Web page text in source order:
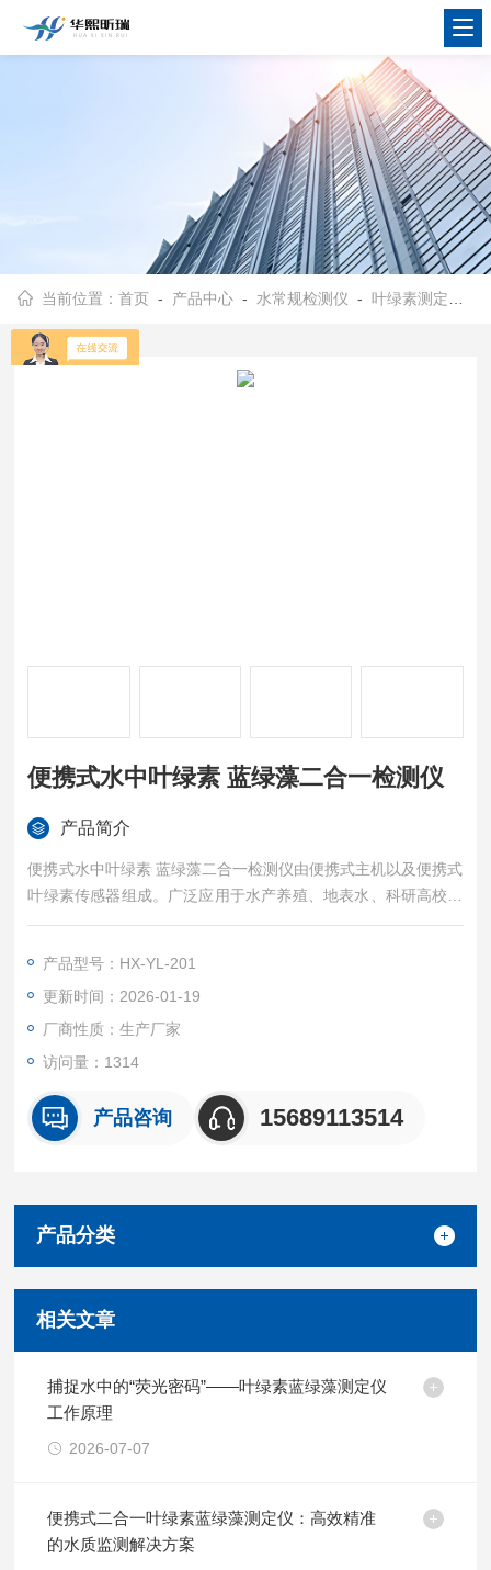
当前位置：首页 - 产品中心 - 水常规检测仪 - 叶绿素测定仪
便携式水中叶绿素 蓝绿藻二合一检测仪
产品简介
便携式水中叶绿素 蓝绿藻二合一检测仪由便携式主机以及便携式
叶绿素传感器组成。广泛应用于水产养殖、地表水、科研高校等
行业和领域水中叶绿素的现场便携式监测。
产品型号：HX-YL-201
更新时间：2026-01-19
厂商性质：生产厂家
访问量：1314
产品咨询 15689113514
产品分类
相关文章
捕捉水中的“荧光密码”——叶绿素蓝绿藻测定仪
工作原理
2026-07-07
便携式二合一叶绿素蓝绿藻测定仪：高效精准
的水质监测解决方案